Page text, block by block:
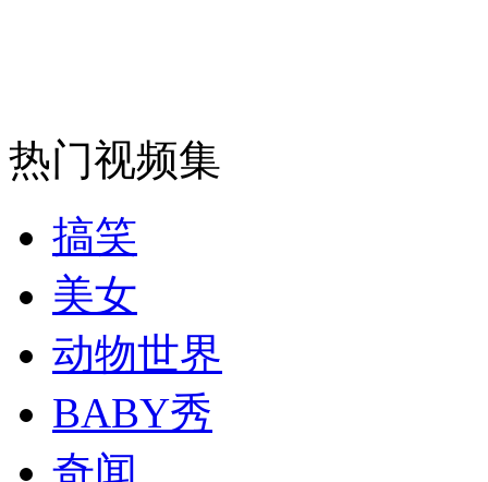
司机酒驾遇交警 急速倒车逃窜
热门视频集
搞笑
美女
动物世界
BABY秀
奇闻